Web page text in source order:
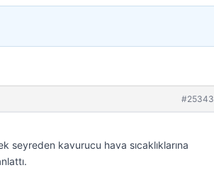
#25343
seyreden kavurucu hava sıcaklıklarına